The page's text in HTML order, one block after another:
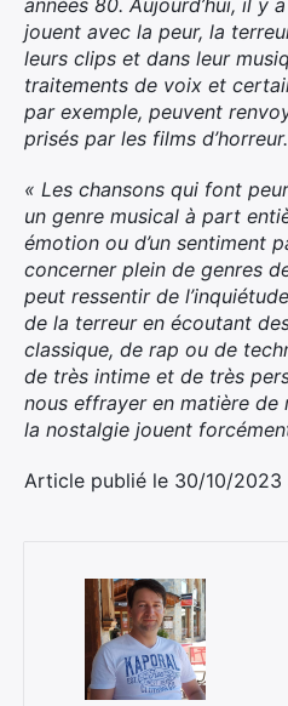
années 80. Aujourd’hui, il y
jouent avec la peur, la
leurs clips et dans leur
traitements de voix et
par exemple, peuvent
prisés par les films d’horreur.
« Les chansons qui font
un genre musical à part
émotion ou d’un sentiment
concerner plein de genres
peut ressentir de
de la terreur en écoutant
classique, de rap ou de
de très intime et de très
nous effrayer en matière de
la nostalgie jouent
Article publié le 30/10/2023
Rechercher